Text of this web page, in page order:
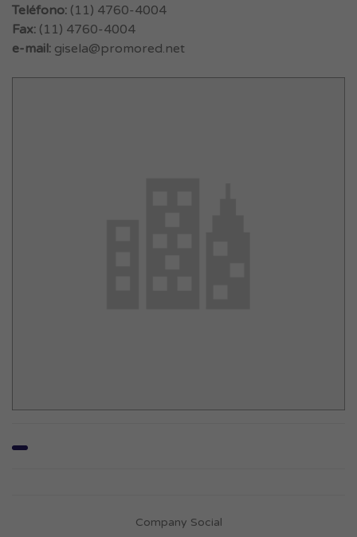
Teléfono: (11) 4760-4004
Fax: (11) 4760-4004
e-mail: gisela@promored.net
Company Social